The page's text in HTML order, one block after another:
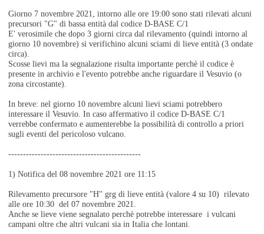
Giorno 7 novembre 2021, intorno alle ore 19:00 sono stati rilevati alcuni
precursori "G" di bassa entità dal codice D-BASE C/1
E' verosimile che dopo 3 giorni circa dal rilevamento (quindi intorno al
giorno 10 novembre) si verifichino alcuni sciami di lieve entità (3 ondate
circa).
Scosse lievi ma la segnalazione risulta importante perchè il codice è
presente in archivio e l'evento potrebbe anche riguardare il Vesuvio (o
zona circostante).
In breve: nel giorno 10 novembre alcuni lievi sciami potrebbero
interessare il Vesuvio. In caso affermativo il codice D-BASE C/1
verrebbe confermato e aumenterebbe la possibilità di controllo a priori
sugli eventi del pericoloso vulcano.
---------------------------------------------
1) Notifica del 08 novembre 2021 ore 11:15
Rilevamento precursore "H" grg di lieve entità (valore 4 su 10) rilevato
alle ore 10:30 del 07 novembre 2021.
Anche se lieve viene segnalato perchè potrebbe interessare i vulcani
campani oltre che altri vulcani sia in Italia che lontani.